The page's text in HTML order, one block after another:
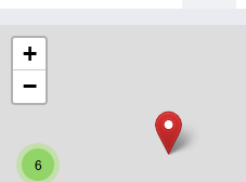
6
+
−